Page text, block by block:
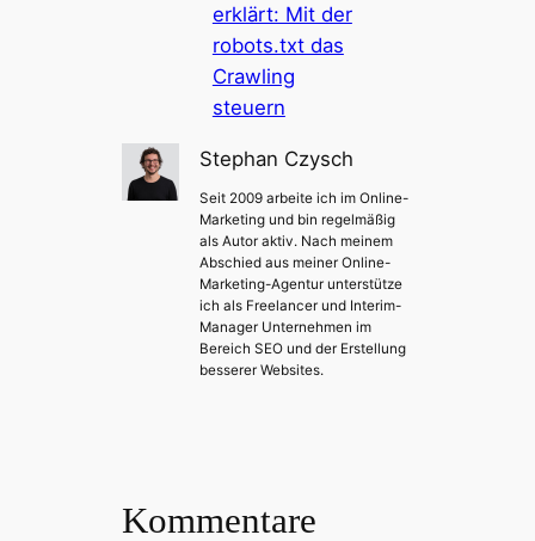
erklärt: Mit der
robots.txt das
Crawling
steuern
Stephan Czysch
Seit 2009 arbeite ich im Online-
Marketing und bin regelmäßig
als Autor aktiv. Nach meinem
Abschied aus meiner Online-
Marketing-Agentur unterstütze
ich als Freelancer und Interim-
Manager Unternehmen im
Bereich SEO und der Erstellung
besserer Websites.
Kommentare